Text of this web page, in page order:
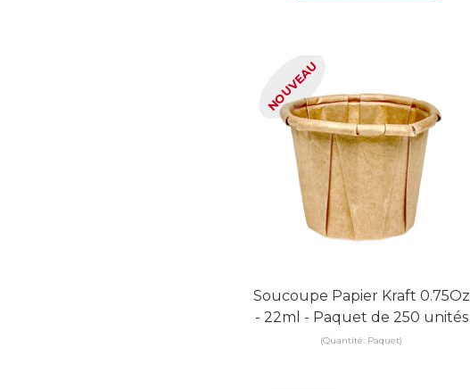
NOUVEAU
Soucoupe Papier Kraft 0.75Oz
- 22ml - Paquet de 250 unités
(Quantité: Paquet)